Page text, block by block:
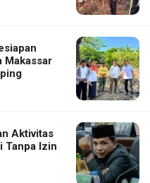
Makassar
Aktivitas
Tanpa Izin